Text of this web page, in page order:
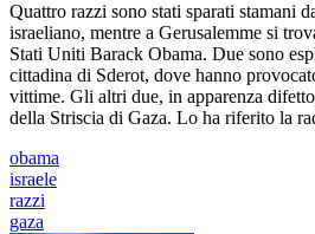
Quattro razzi sono stati sparati stamani
israeliano, mentre a Gerusalemme si
Stati Uniti Barack Obama. Due sono
cittadina di Sderot, dove hanno
vittime. Gli altri due, in apparenza
della Striscia di Gaza. Lo ha riferito la
obama
israele
razzi
gaza